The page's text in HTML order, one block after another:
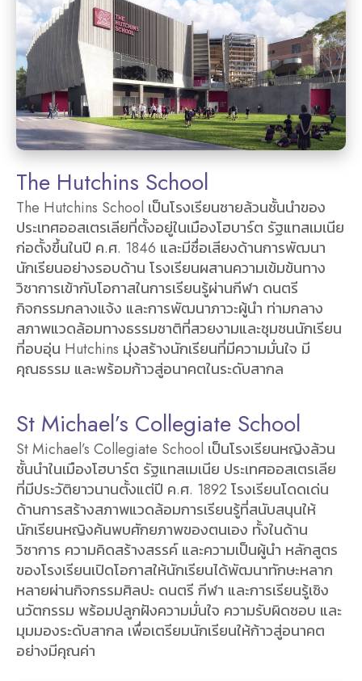
The Hutchins School
The Hutchins School เป็นโรงเรียนชายล้วนชั้นนำของ
ประเทศออสเตรเลียที่ตั้งอยู่ในเมืองโฮบาร์ต รัฐแทสเมเนีย
ก่อตั้งขึ้นในปี ค.ศ. 1846 และมีชื่อเสียงด้านการพัฒนา
นักเรียนอย่างรอบด้าน โรงเรียนผสานความเข้มข้นทาง
วิชาการเข้ากับโอกาสในการเรียนรู้ผ่านกีฬา ดนตรี
กิจกรรมกลางแจ้ง และการพัฒนาภาวะผู้นำ ท่ามกลาง
สภาพแวดล้อมทางธรรมชาติที่สวยงามและชุมชนนักเรียน
ที่อบอุ่น Hutchins มุ่งสร้างนักเรียนที่มีความมั่นใจ มี
คุณธรรม และพร้อมก้าวสู่อนาคตในระดับสากล
St Michael’s Collegiate School
St Michael’s Collegiate School เป็นโรงเรียนหญิงล้วน
ชั้นนำในเมืองโฮบาร์ต รัฐแทสเมเนีย ประเทศออสเตรเลีย
ที่มีประวัติยาวนานตั้งแต่ปี ค.ศ. 1892 โรงเรียนโดดเด่น
ด้านการสร้างสภาพแวดล้อมการเรียนรู้ที่สนับสนุนให้
นักเรียนหญิงค้นพบศักยภาพของตนเอง ทั้งในด้าน
วิชาการ ความคิดสร้างสรรค์ และความเป็นผู้นำ หลักสูตร
ของโรงเรียนเปิดโอกาสให้นักเรียนได้พัฒนาทักษะหลาก
หลายผ่านกิจกรรมศิลปะ ดนตรี กีฬา และการเรียนรู้เชิง
นวัตกรรม พร้อมปลูกฝังความมั่นใจ ความรับผิดชอบ และ
มุมมองระดับสากล เพื่อเตรียมนักเรียนให้ก้าวสู่อนาคต
อย่างมีคุณค่า